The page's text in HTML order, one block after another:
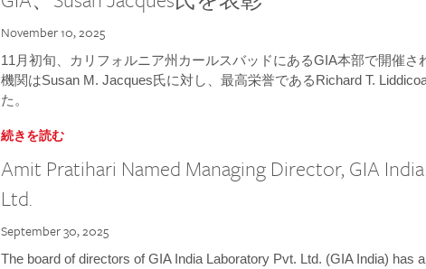
November 10, 2025
11月初旬、カリフォルニア州カールスバッドにあるGIA本部で開催さ
機関はSusan M. Jacques氏に対し、最高栄誉であるRichard T.
た。
続きを読む
Amit Pratihari Named Managing Director, GIA
Ltd.
September 30, 2025
The board of directors of GIA India Laboratory Pvt. Ltd. (GIA India) has